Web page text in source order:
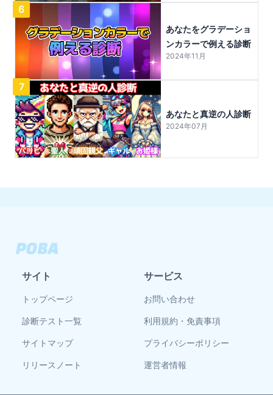
6
あなたをグラデーショ
ンカラーで例える診断
2024年11月
7
あなたと真逆の人診断
2024年07月
サイト
トップページ
診断テスト一覧
サイトマップ
リリースノート
サービス
お問い合わせ
利用規約・免責事項
プライバシーポリシー
運営者情報